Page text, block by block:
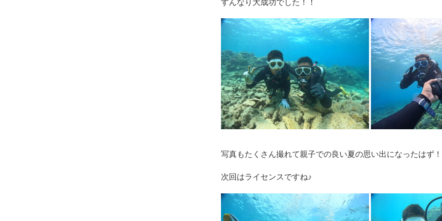
すんなり大成功でした！！
写真もたくさん撮れて親子での良い夏の思い出になったはず
次回はライセンスですね♪